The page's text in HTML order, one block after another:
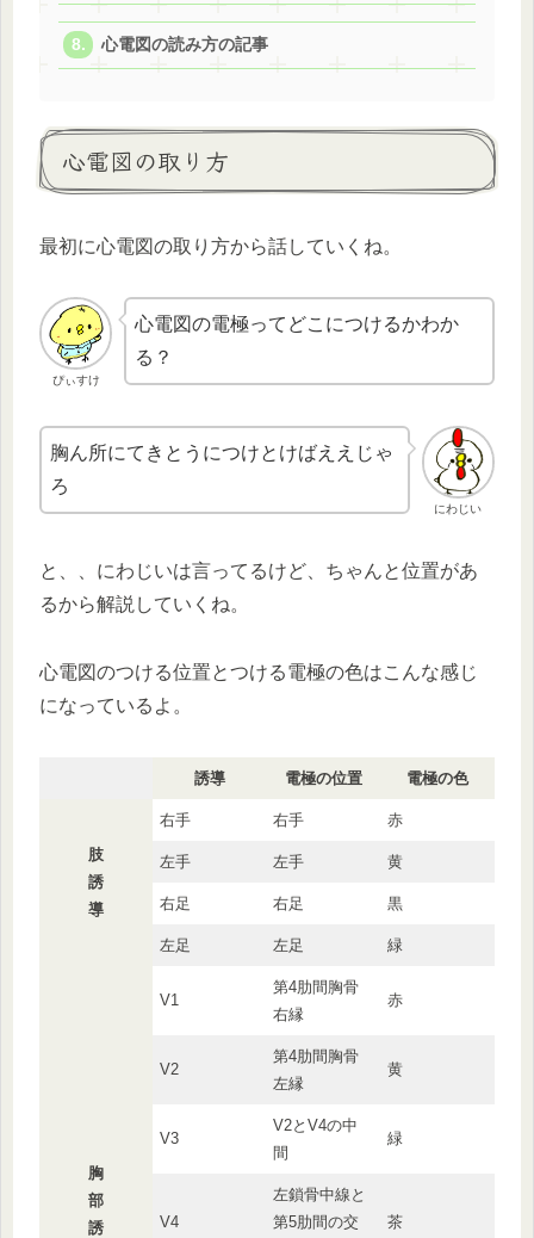
心電図の読み方の記事
心電図の取り方
最初に心電図の取り方から話していくね。
ぴぃすけ
心電図の電極ってどこにつけるかわか
る？
にわじい
胸ん所にてきとうにつけとけばええじゃ
ろ
と、、にわじいは言ってるけど、ちゃんと位置があ
るから解説していくね。
心電図のつける位置とつける電極の色はこんな感じ
になっているよ。
誘導 電極の位置 電極の色
肢
誘
導
右手 右手 赤
左手 左手 黄
右足 右足 黒
左足 左足 緑
胸
部
誘
V1
第4肋間胸骨
右縁
赤
V2
第4肋間胸骨
左縁
黄
V3
V2とV4の中
間
緑
V4
左鎖骨中線と
第5肋間の交
茶